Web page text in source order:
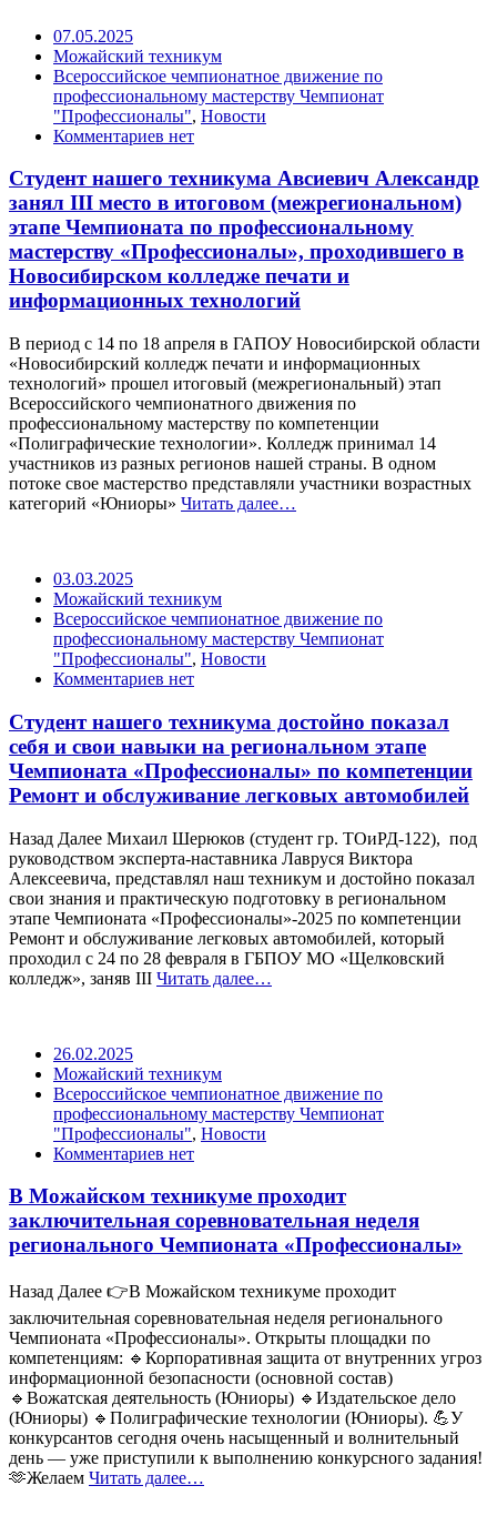
07.05.2025
Можайский техникум
Всероссийское чемпионатное движение по
профессиональному мастерству Чемпионат
"Профессионалы", Новости
Комментариев нет
Студент нашего техникума Авсиевич Александр
занял III место в итоговом (межрегиональном)
этапе Чемпионата по профессиональному
мастерству «Профессионалы», проходившего в
Новосибирском колледже печати и
информационных технологий
В период с 14 по 18 апреля в ГАПОУ Новосибирской области
«Новосибирский колледж печати и информационных
технологий» прошел итоговый (межрегиональный) этап
Всероссийского чемпионатного движения по
профессиональному мастерству по компетенции
«Полиграфические технологии». Колледж принимал 14
участников из разных регионов нашей страны. В одном
потоке свое мастерство представляли участники возрастных
категорий «Юниоры» Читать далее…
03.03.2025
Можайский техникум
Всероссийское чемпионатное движение по
профессиональному мастерству Чемпионат
"Профессионалы", Новости
Комментариев нет
Студент нашего техникума достойно показал
себя и свои навыки на региональном этапе
Чемпионата «Профессионалы» по компетенции
Ремонт и обслуживание легковых автомобилей
Назад Далее Михаил Шерюков (студент гр. ТОиРД-122), под
руководством эксперта-наставника Лавруся Виктора
Алексеевича, представлял наш техникум и достойно показал
свои знания и практическую подготовку в региональном
этапе Чемпионата «Профессионалы»-2025 по компетенции
Ремонт и обслуживание легковых автомобилей, который
проходил с 24 по 28 февраля в ГБПОУ МО «Щелковский
колледж», заняв III Читать далее…
26.02.2025
Можайский техникум
Всероссийское чемпионатное движение по
профессиональному мастерству Чемпионат
"Профессионалы", Новости
Комментариев нет
В Можайском техникуме проходит
заключительная соревновательная неделя
регионального Чемпионата «Профессионалы»
Назад Далее 👉В Можайском техникуме проходит
заключительная соревновательная неделя регионального
Чемпионата «Профессионалы». Открыты площадки по
компетенциям: 🔹Корпоративная защита от внутренних угроз
информационной безопасности (основной состав)
🔹Вожатская деятельность (Юниоры) 🔹Издательское дело
(Юниоры) 🔹Полиграфические технологии (Юниоры). 💪У
конкурсантов сегодня очень насыщенный и волнительный
день — уже приступили к выполнению конкурсного задания!
🫶Желаем Читать далее…